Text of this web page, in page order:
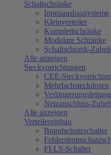
Schaltschränke
Innenausbausysteme
Kleinverteiler
Komplettschränke
Modulare Schränke
Schaltschrank-
Alle anzeigen
Steckvorrichtungen
CEE-
Mehrfachsteckdosen
Netzanschluss-
Alle anzeigen
Verteilereinbau
Brandschutzschalter
FI-LS-Schalter